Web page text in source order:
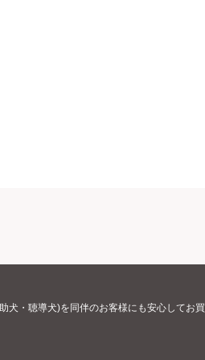
犬・聴導犬)を同伴のお客様にも安心してお買